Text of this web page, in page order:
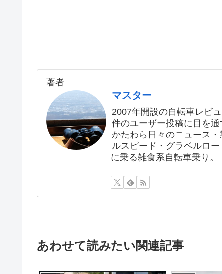
著者
マスター
2007年開設の自転車レビ
件のユーザー投稿に目を
かたわら日々のニュース
ルスピード・グラベルロ
に乗る雑食系自転車乗り。
あわせて読みたい関連記事